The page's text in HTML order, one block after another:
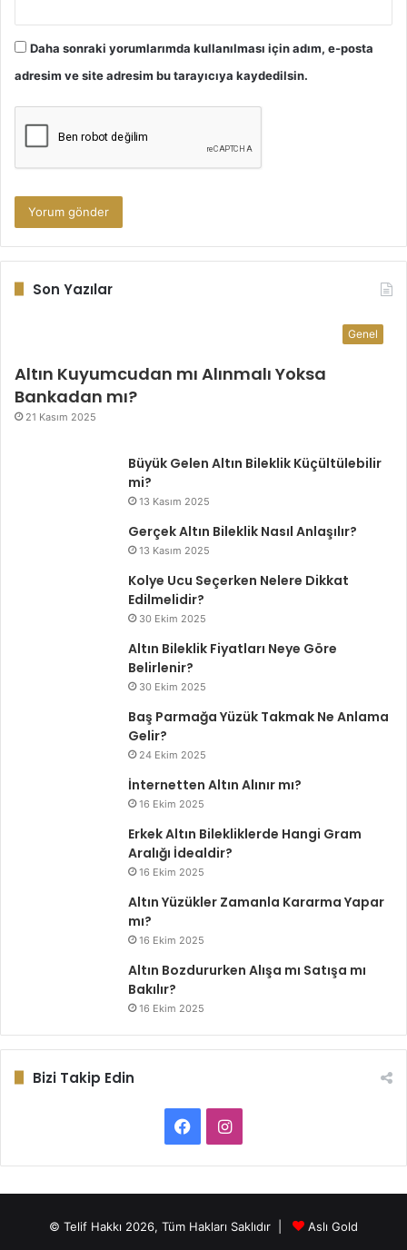
Daha sonraki yorumlarımda kullanılması için adım, e-posta
adresim ve site adresim bu tarayıcıya kaydedilsin.
Son Yazılar
Genel
Altın Kuyumcudan mı Alınmalı Yoksa
Bankadan mı?
21 Kasım 2025
Büyük Gelen Altın Bileklik Küçültülebilir
mi?
13 Kasım 2025
Gerçek Altın Bileklik Nasıl Anlaşılır?
13 Kasım 2025
Kolye Ucu Seçerken Nelere Dikkat
Edilmelidir?
30 Ekim 2025
Altın Bileklik Fiyatları Neye Göre
Belirlenir?
30 Ekim 2025
Baş Parmağa Yüzük Takmak Ne Anlama
Gelir?
24 Ekim 2025
İnternetten Altın Alınır mı?
16 Ekim 2025
Erkek Altın Bilekliklerde Hangi Gram
Aralığı İdealdir?
16 Ekim 2025
Altın Yüzükler Zamanla Kararma Yapar
mı?
16 Ekim 2025
Altın Bozdururken Alışa mı Satışa mı
Bakılır?
16 Ekim 2025
Bizi Takip Edin
FacebookInstagram
© Telif Hakkı 2026, Tüm Hakları Saklıdır |
Aslı Gold